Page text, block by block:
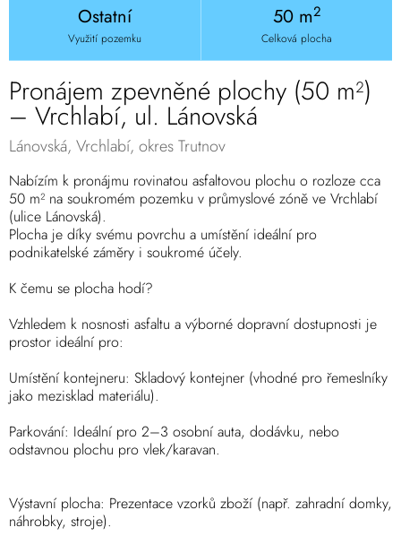
Ostatní
Využití pozemku
50 m2
Celková plocha
Pronájem zpevněné plochy (50 m²)
– Vrchlabí, ul. Lánovská
Lánovská, Vrchlabí, okres Trutnov
Nabízím k pronájmu rovinatou asfaltovou plochu o rozloze cca
50 m² na soukromém pozemku v průmyslové zóně ve Vrchlabí
(ulice Lánovská).
Plocha je díky svému povrchu a umístění ideální pro
podnikatelské záměry i soukromé účely.
K čemu se plocha hodí?
Vzhledem k nosnosti asfaltu a výborné dopravní dostupnosti je
prostor ideální pro:
Umístění kontejneru: Skladový kontejner (vhodné pro řemeslníky
jako mezisklad materiálu).
Parkování: Ideální pro 2–3 osobní auta, dodávku, nebo
odstavnou plochu pro vlek/karavan.
Výstavní plocha: Prezentace vzorků zboží (např. zahradní domky,
náhrobky, stroje).